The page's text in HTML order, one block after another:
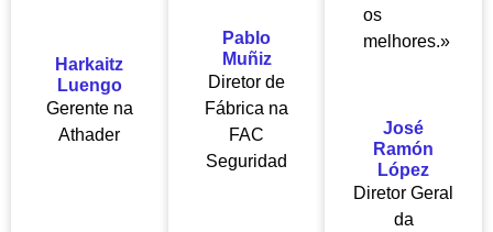
Harkaitz
Luengo
Gerente na
Athader
Pablo
Muñiz
Diretor de
Fábrica na
FAC
Seguridad
os
melhores.»
José
Ramón
López
Diretor Geral
da